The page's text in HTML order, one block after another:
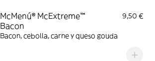
McMenú® McExtreme™
Bacon
9,50 €
Bacon, cebolla, carne y queso gouda